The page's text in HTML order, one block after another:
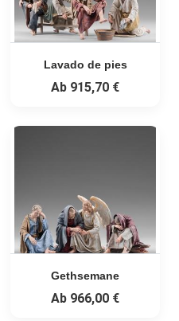
Lavado de pies
Ab 915,70 €
Gethsemane
Ab 966,00 €